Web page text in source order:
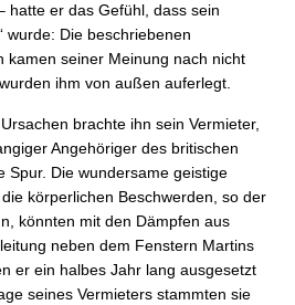
hatte er das Gefühl, dass sein
wurde: Die beschriebenen
kamen seiner Meinung nach nicht
ihm von außen auferlegt.
brachte ihn sein Vermieter,
Angehöriger des britischen
Spur. Die wundersame geistige
körperlichen Beschwerden, so der
könnten mit den Dämpfen aus
neben dem Fenstern Martins
er ein halbes Jahr lang ausgesetzt
seines Vermieters stammten sie